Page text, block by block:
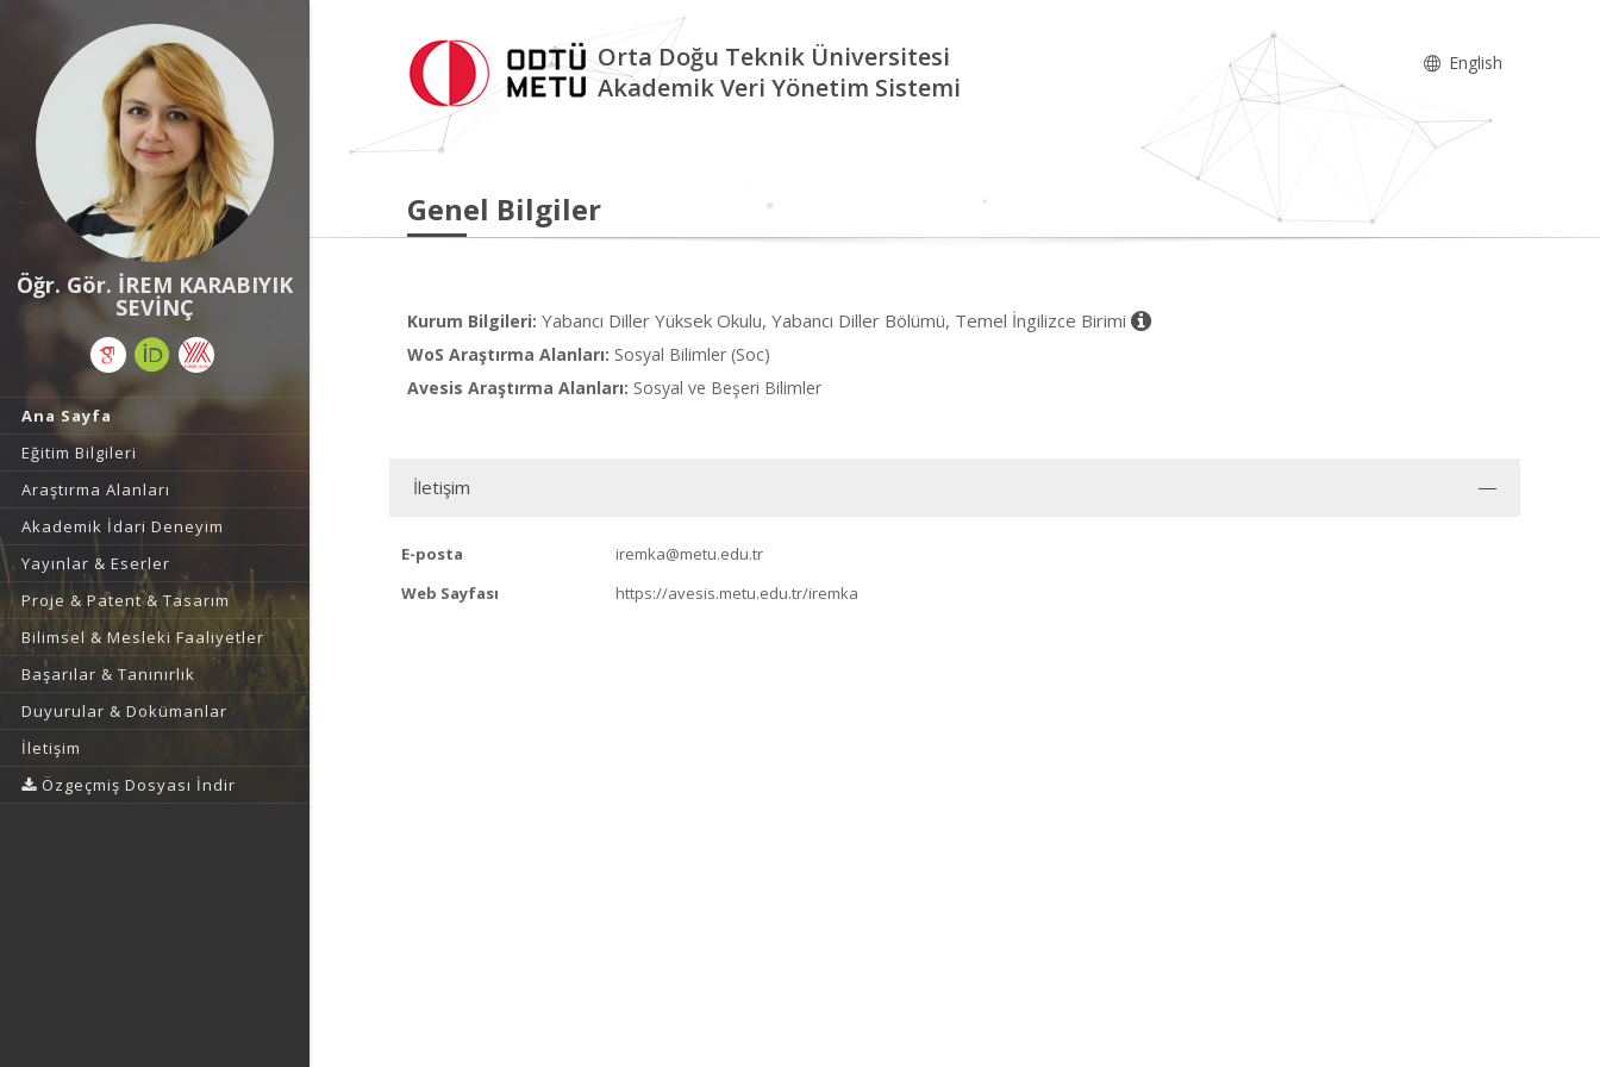
Öğr. Gör. İREM KARABIYIK
SEVİNÇ
Ana Sayfa
Eğitim Bilgileri
Araştırma Alanları
Akademik İdari Deneyim
Yayınlar & Eserler
Proje & Patent & Tasarım
Bilimsel & Mesleki Faaliyetler
Başarılar & Tanınırlık
Duyurular & Dokümanlar
İletişim
Özgeçmiş Dosyası İndir
Orta Doğu Teknik Üniversitesi
Akademik Veri Yönetim Sistemi
English
Genel Bilgiler
Kurum Bilgileri: Yabancı Diller Yüksek Okulu, Yabancı Diller Bölümü, Temel İngilizce Birimi
WoS Araştırma Alanları: Sosyal Bilimler (Soc)
Avesis Araştırma Alanları: Sosyal ve Beşeri Bilimler
İletişim
E-posta
iremka@metu.edu.tr
Web Sayfası
https://avesis.metu.edu.tr/iremka